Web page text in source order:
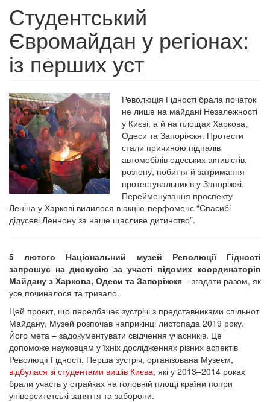
Студентський
Євромайдан у регіонах:
із перших уст
Революція Гідності брала початок
не лише на майдані Незалежності
у Києві, а й на площах Харкова,
Одеси та Запоріжжя. Протести
стали причиною підпалів
автомобілів одеських активістів,
розгону, побиття й затримання
протестувальників у Запоріжжі.
Перейменування проспекту
Леніна у Харкові вилилося в акцію-перфоменс “Спасибі
дідусеві Леннону за наше щасливе дитинство”.
5 лютого Національний музей Революції Гідності
запрошує на дискусію за участі відомих координаторів
Майдану з Харкова, Одеси та Запоріжжя – згадати разом, як
усе починалося та тривало.
Цей проєкт, що передбачає зустрічі з представниками спільнот
Майдану, Музей розпочав наприкінці листопада 2019 року.
Його мета – задокументувати свідчення учасників. Це
допоможе науковцям у їхніх дослідженнях різних аспектів
Революції Гідності. Перша зустріч, організована Музеєм,
відбулася зі студентами вишів Києва, які у 2013–2014 роках
брали участь у страйках на головній площі країни попри
університетські заняття та заборони.